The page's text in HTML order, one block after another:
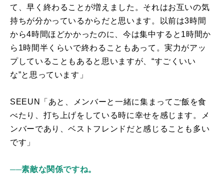
て、早く終わることが増えました。それはお互いの気
持ちが分かっているからだと思います。以前は3時間
から4時間ほどかかったのに、今は集中すると1時間か
ら1時間半くらいで終わることもあって。実力がアッ
プしていることもあると思いますが、“すごくいい
な”と思っています」
SEEUN「あと、メンバーと一緒に集まってご飯を食
べたり、打ち上げをしている時に幸せを感じます。メ
ンバーであり、ベストフレンドだと感じることも多い
です」
──素敵な関係ですね。